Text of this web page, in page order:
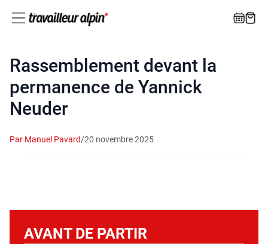
Rassemblement devant la
permanence de Yannick
Neuder
Par Manuel Pavard/20 novembre 2025
AVANT DE PARTIR